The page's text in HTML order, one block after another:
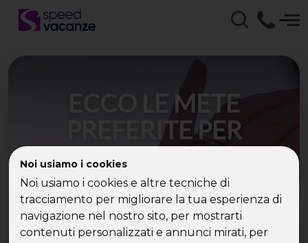
Noi usiamo i cookies
Noi usiamo i cookies e altre tecniche di
tracciamento per migliorare la tua esperienza di
navigazione nel nostro sito, per mostrarti
contenuti personalizzati e annunci mirati, per
ECCO LE METE
PREFERITE PER
L’ESTATE 2021: DOVE SI
VA E QUANDO SI
PARTE.